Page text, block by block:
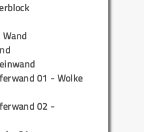
01 - Wolke
02 -